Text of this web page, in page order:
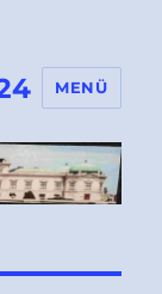
MENÜ